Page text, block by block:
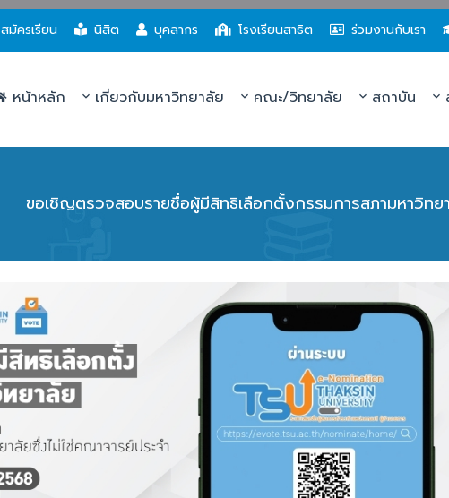
สมัครเรียน นิสิต บุคลากร โรงเรียนสาธิต ร่วมงานกับเรา
หน้าหลัก เกี่ยวกับมหาวิทยาลัย คณะ/วิทยาลัย สถาบัน
ขอเชิญตรวจสอบรายชื่อผู้มีสิทธิเลือกตั้งกรรมการสภามหาวิทย